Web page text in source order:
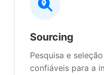
Sourcing
Pesquisa e
confiáveis para a